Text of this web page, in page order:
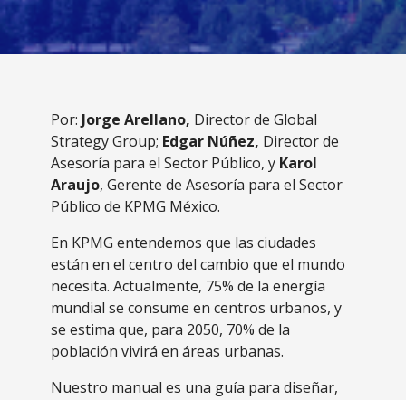
Por: Jorge Arellano, Director de Global
Strategy Group; Edgar Núñez, Director de
Asesoría para el Sector Público, y Karol
Araujo, Gerente de Asesoría para el Sector
Público de KPMG México.
En KPMG entendemos que las ciudades
están en el centro del cambio que el mundo
necesita. Actualmente, 75% de la energía
mundial se consume en centros urbanos, y
se estima que, para 2050, 70% de la
población vivirá en áreas urbanas.
Nuestro manual es una guía para diseñar,